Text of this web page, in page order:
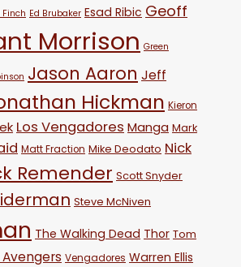
Finch Ed Brubaker Esad Ribic Geoff
Morrison Green
Jason Aaron Jeff
Hickman Kieron
Los Vengadores Manga Mark
Matt Fraction Mike Deodato Nick
Remender Scott Snyder
Steve McNiven
The Walking Dead Thor Tom
Vengadores Warren Ellis